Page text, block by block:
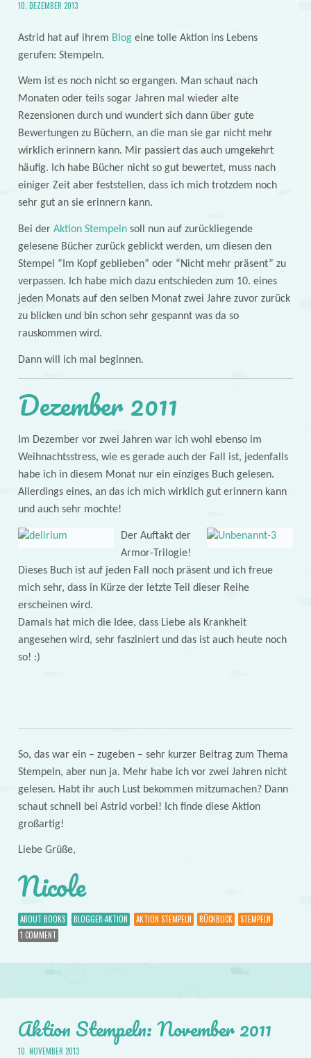
10. DEZEMBER 2013
Astrid hat auf ihrem Blogeine tolle Aktion ins Lebens
gerufen: Stempeln.
Wem ist es noch nicht so ergangen. Man schaut nach
Monaten oder teils sogar Jahren mal wieder alte
Rezensionen durch und wundert sich dann über gute
Bewertungen zu Büchern, an die man sie gar nicht mehr
wirklich erinnern kann. Mir passiert das auch umgekehrt
häufig. Ich habe Bücher nicht so gut bewertet, muss nach
einiger Zeit aber feststellen, dass ich mich trotzdem noch
sehr gut an sie erinnern kann.
Bei der Aktion Stempelnsoll nun auf zurückliegende
gelesene Bücher zurück geblickt werden, um diesen den
Stempel “Im Kopf geblieben” oder “Nicht mehr präsent” zu
verpassen. Ich habe mich dazu entschieden zum 10. eines
jeden Monats auf den selben Monat zwei Jahre zuvor zurück
zu blicken und bin schon sehr gespannt was da so
rauskommen wird.
Dann will ich mal beginnen.
Dezember 2011
Im Dezember vor zwei Jahren war ich wohl ebenso im
Weihnachtsstress, wie es gerade auch der Fall ist, jedenfalls
habe ich in diesem Monat nur ein einziges Buch gelesen.
Allerdings eines, an das ich mich wirklich gut erinnern kann
und auch sehr mochte!
Der Auftakt der
Armor-Trilogie!
Dieses Buch ist auf jeden Fall noch präsent und ich freue
mich sehr, dass in Kürze der letzte Teil dieser Reihe
erscheinen wird.
Damals hat mich die Idee, dass Liebe als Krankheit
angesehen wird, sehr fasziniert und das ist auch heute noch
so! :)
So, das war ein – zugeben – sehr kurzer Beitrag zum Thema
Stempeln, aber nun ja. Mehr habe ich vor zwei Jahren nicht
gelesen. Habt ihr auch Lust bekommen mitzumachen? Dann
schaut schnell bei Astrid vorbei! Ich finde diese Aktion
großartig!
Liebe Grüße,
Nicole
ABOUT BOOKS BLOGGER-AKTION AKTION STEMPELN RÜCKBLICK
STEMPELN
1 COMMENT
Aktion Stempeln: November 2011
10. NOVEMBER 2013